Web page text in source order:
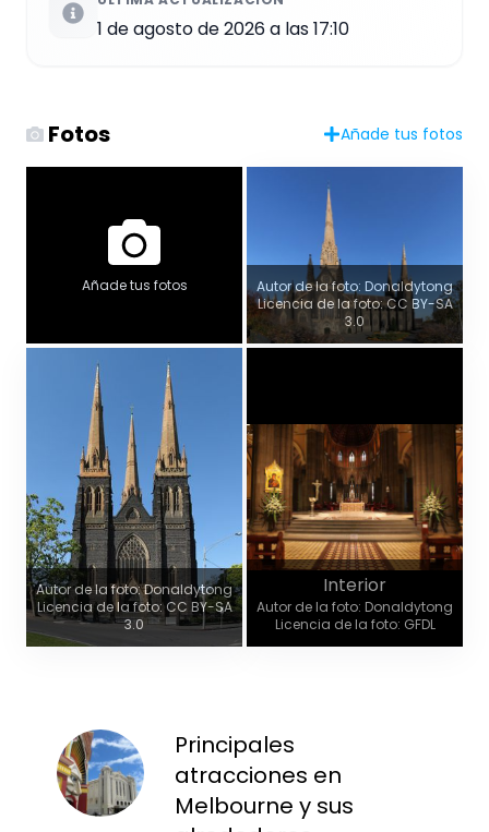
1 de agosto de 2026 a las 17:10
Fotos Añade tus fotos
Añade tus fotos
Autor de la foto: Donaldytong
Licencia de la foto: CC BY-SA
3.0
Autor de la foto: Donaldytong
Licencia de la foto: CC BY-SA
3.0
Interior
Autor de la foto: Donaldytong
Licencia de la foto: GFDL
Principales
atracciones en
Melbourne y sus